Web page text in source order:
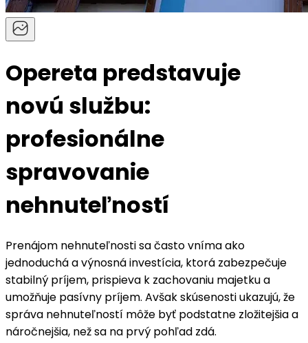
Opereta predstavuje
novú službu:
profesionálne
spravovanie
nehnuteľností
Prenájom nehnuteľnosti sa často vníma ako
jednoduchá a výnosná investícia, ktorá zabezpečuje
stabilný príjem, prispieva k zachovaniu majetku a
umožňuje pasívny príjem. Avšak skúsenosti ukazujú, že
správa nehnuteľností môže byť podstatne zložitejšia a
náročnejšia, než sa na prvý pohľad zdá.